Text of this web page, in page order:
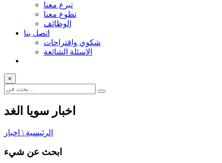
تبرع معنا
تطوع معنا
الوظائف
اتصل بنا
شكوي واقتراحات
الاسئلة الشائعة
×
اخبار سويا الغد
الرئيسية \ اخبار
ابحث عن شيء